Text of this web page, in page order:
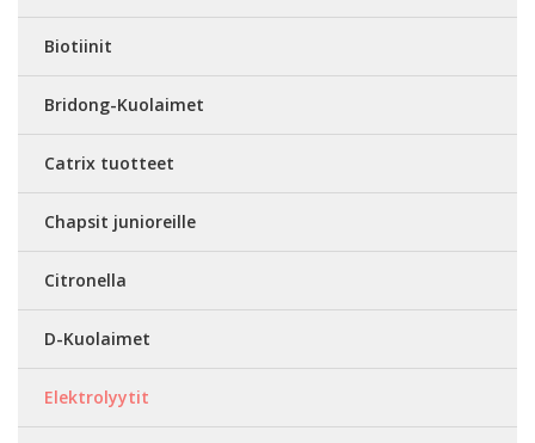
Biotiinit
Bridong-Kuolaimet
Catrix tuotteet
Chapsit junioreille
Citronella
D-Kuolaimet
Elektrolyytit